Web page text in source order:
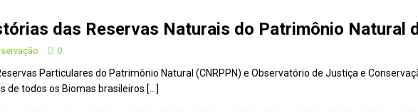
das Reservas Naturais do Patrimônio Natural
0
Particulares do Patrimônio Natural (CNRPPN) e Observatório de Justiça e
de todos os Biomas brasileiros […]